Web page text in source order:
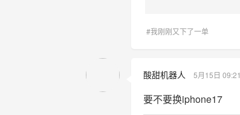
#我刚刚又下了一单
酸甜机器人 5月15日 09:21
要不要换iphone17